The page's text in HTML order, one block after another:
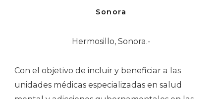
Sonora
Hermosillo, Sonora.-
Con el objetivo de incluir y beneficiar a las
unidades médicas especializadas en salud